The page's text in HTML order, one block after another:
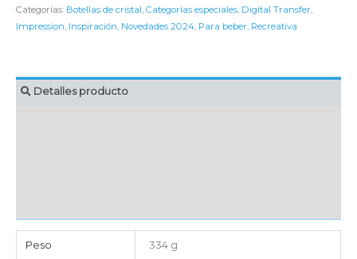
Categorías: Botellas de cristal, Categorías especiales, Digital Transfer,
Impression, Inspiración, Novedades 2024, Para beber, Recreativa
Detalles producto
Peso 334 g